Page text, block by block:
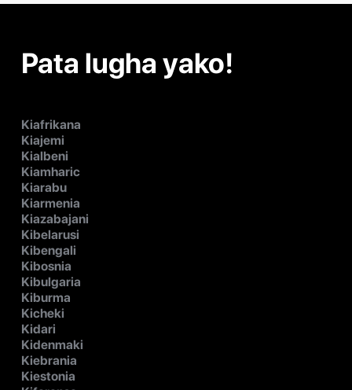
Pata lugha yako!
Kiafrikana
Kiajemi
Kialbeni
Kiamharic
Kiarabu
Kiarmenia
Kiazabajani
Kibelarusi
Kibengali
Kibosnia
Kibulgaria
Kiburma
Kicheki
Kidari
Kidenmaki
Kiebrania
Kiestonia